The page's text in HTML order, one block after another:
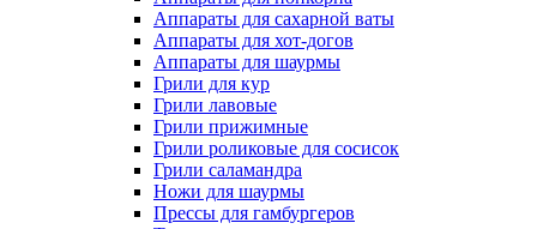
Аппараты для сахарной ваты
Аппараты для хот-догов
Аппараты для шаурмы
Грили для кур
Грили лавовые
Грили прижимные
Грили роликовые для сосисок
Грили саламандра
Ножи для шаурмы
Прессы для гамбургеров